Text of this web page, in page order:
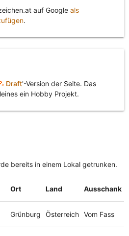
auf Google als
.
Draft'-Version der Seite. Das
ein Hobby Projekt.
bereits in einem Lokal getrunken.
Ort Land Ausschank
Grünburg Österreich Vom Fass